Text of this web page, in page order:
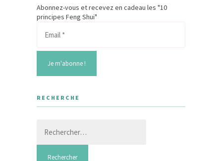
Abonnez-vous et recevez en cadeau les "10
principes Feng Shui"
RECHERCHE